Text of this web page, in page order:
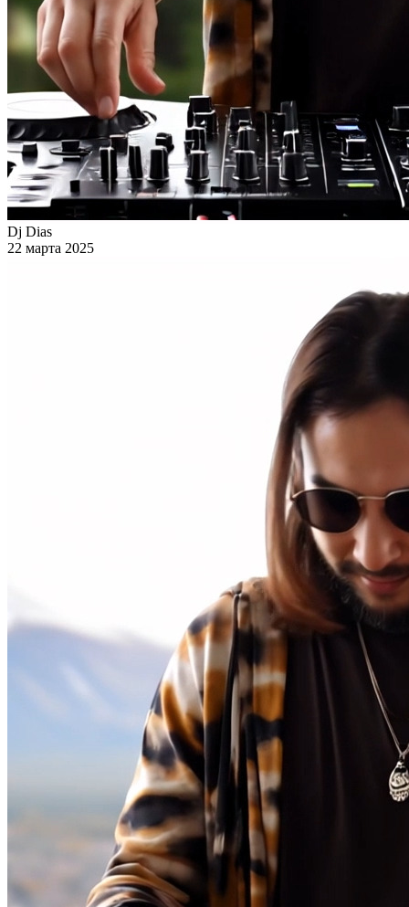
Dj Dias
22 марта 2025